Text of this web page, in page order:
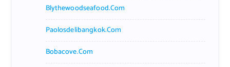
Blythewoodseafood.com
Paolosdelibangkok.com
Bobacove.com